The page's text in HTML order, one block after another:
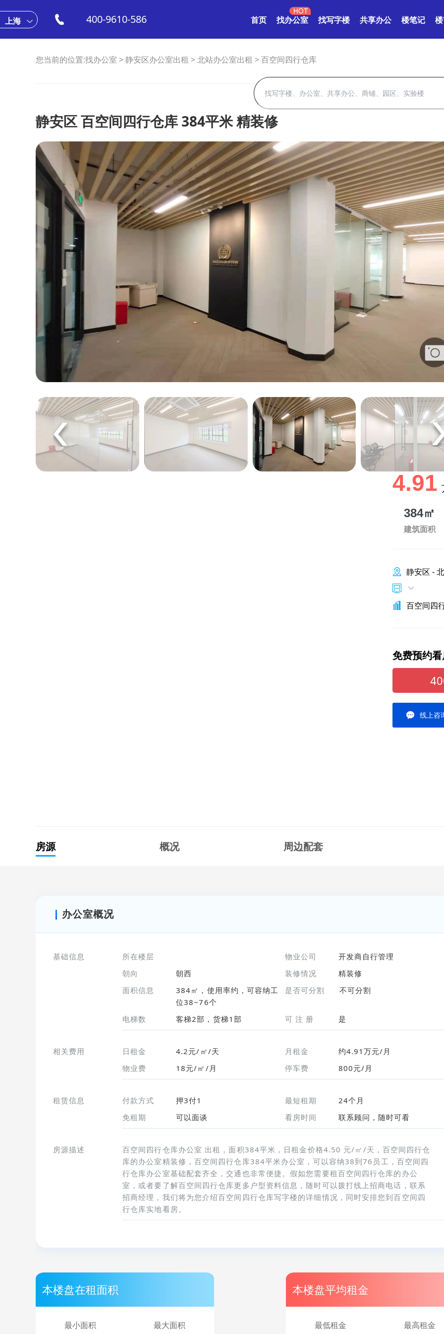
上海 400-9610-586 首页 找办公室 找写字楼 共享办公 楼笔记
您当前的位置:找办公室 >静安区办公室出租 >北站办公室出租 >百空间四行仓库
静安区 百空间四行仓库 384平米 精装修
4.91
384㎡
建筑面积
静安区 -
百空间四
免费预约看
线上咨
房源 概况 周边配套
办公室概况
基础信息 所在楼层 物业公司
开发商自行管理
朝向
朝西 装修情况
精装修
面积信息
384㎡，使用率约，可容纳工
位38~76个
是否可分割 不可分割
电梯数 客梯2部，货梯1部 可 注 册 是
相关费用 日租金 4.2元/㎡/天 月租金
约4.91万元/月
物业费
18元/㎡/月 停车费 800元/月
租赁信息 付款方式 押3付1 最短租期
24个月
免租期
可以面谈 看房时间 联系顾问，随时可看
房源描述
百空间四行仓库办公室 出租，面积384平米，日租金价格4.50 元/㎡/天，百空间四行仓
库的办公室精装修，百空间四行仓库384平米办公室，可以容纳38到76员工，百空间四
行仓库办公室基础配套齐全，交通也非常便捷。假如您需要租百空间四行仓库的办公
室，或者要了解百空间四行仓库更多户型资料信息，随时可以拨打线上招商电话，联系
招商经理，我们将为您介绍百空间四行仓库写字楼的详细情况，同时安排您到百空间四
行仓库实地看房。
本楼盘在租面积
最小面积 最大面积
本楼盘平均租金
最低租金 最高租金